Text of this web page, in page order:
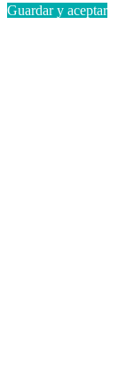
Guardar y aceptar